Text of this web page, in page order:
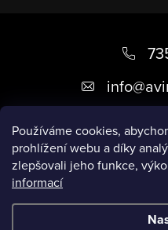
Používáme cookies,
prohlížení webu a díky
zlepšovali jeho funkce,
informací
a
info@
Užitečné informace